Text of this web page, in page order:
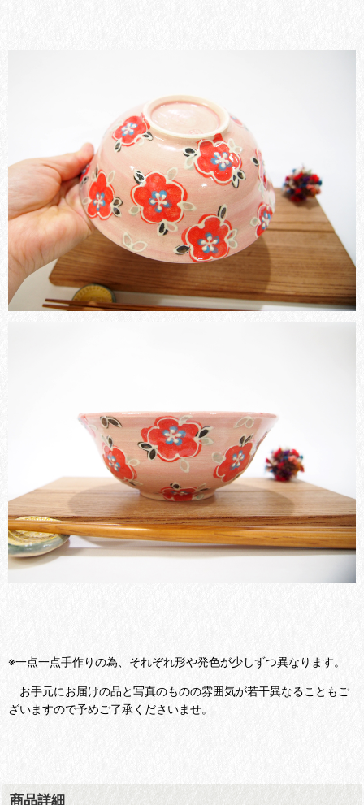
※一点一点手作りの為、それぞれ形や発色が少しずつ異なります。
お手元にお届けの品と写真のものの雰囲気が若干異なることもご
ざいますので予めご了承くださいませ。
商品詳細